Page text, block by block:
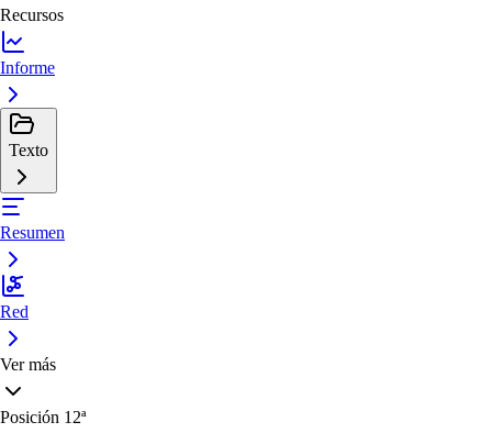
Recursos
Informe
Texto
Resumen
Red
Ver más
Posición 12ª